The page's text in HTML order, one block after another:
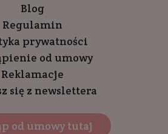
Blog
Regulamin
prywatności
od umowy
Reklamacje
się z newslettera
od umowy tutaj